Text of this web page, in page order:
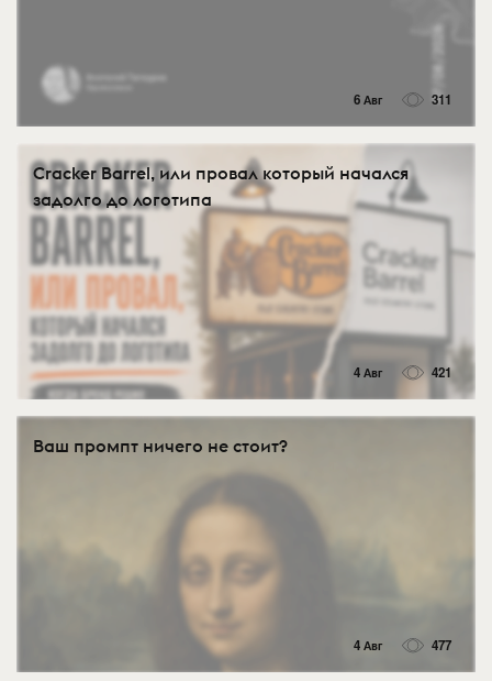
6 Авг 311
Cracker Barrel, или провал который начался
задолго до логотипа
4 Авг 421
Ваш промпт ничего не стоит?
4 Авг 477